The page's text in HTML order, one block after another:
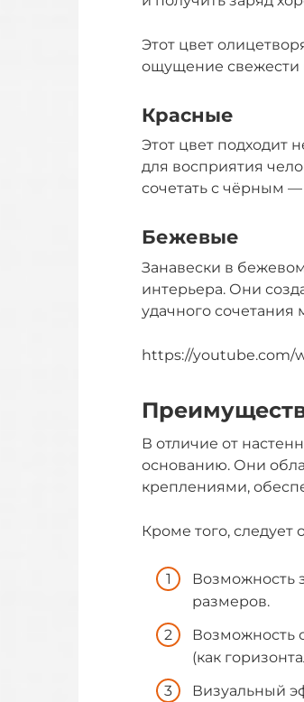
Этот цвет
ощущение свежести
Красные
Этот цвет подходит
для восприятия
сочетать с чёрным —
Бежевые
Занавески в
интерьера. Они
удачного сочетания
https://youtube.com/
В отличие от
основанию. Они
креплениями,
Кроме того,
Возможность
размеров.
Возможность
(как
Визуальный